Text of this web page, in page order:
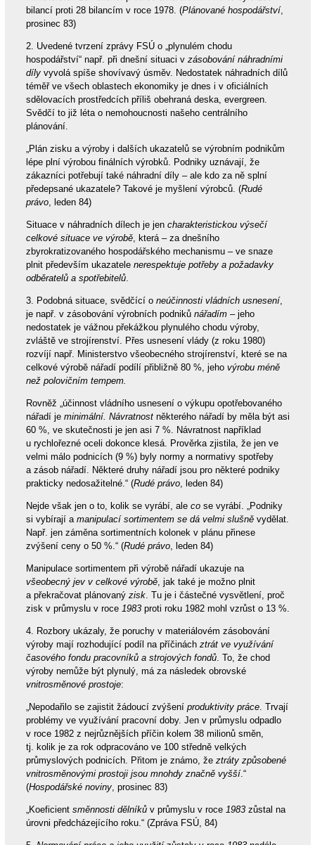
bilancí proti 28 bilancím v roce 1978. (Plánované hospodářství,
prosinec 83)
2. Uvedené tvrzení zprávy FSÚ o „plynulém chodu
hospodářství“ např. při dnešní situaci v zásobování náhradními
dílyvyvolá spíše shovívavý úsměv. Nedostatek náhradních dílů
téměř ve všech oblastech ekonomiky je dnes i v oficiálních
sdělovacích prostředcích příliš obehraná deska, evergreen.
Svědčí to již léta o nemohoucnosti našeho centrálního
plánování.
„Plán zisku a výroby i dalších ukazatelů se výrobním podnikům
lépe plní výrobou finálních výrobků. Podniky uznávají, že
zákazníci potřebují také náhradní díly – ale kdo za ně splní
předepsané ukazatele? Takové je myšlení výrobců. (Rudé
právo, leden 84)
Situace v náhradních dílech je jen charakteristickou výsečí
celkové situace ve výrobě, která – za dnešního
zbyrokratizovaného hospodářského mechanismu – ve snaze
plnit především ukazatele nerespektuje potřeby a požadavky
odběratelů a spotřebitelů.
3. Podobná situace, svědčící o neúčinnosti vládních usnesení,
je např. v zásobování výrobních podniků nářadím– jeho
nedostatek je vážnou překážkou plynulého chodu výroby,
zvláště ve strojírenství. Přes usnesení vlády (z roku 1980)
rozvíjí např. Ministerstvo všeobecného strojírenství, které se na
celkové výrobě nářadí podílí přibližně 80 %, jeho výrobu méně
než polovičním tempem.
Rovněž „účinnost vládního usnesení o výkupu opotřebovaného
nářadí je minimální. Návratnostněkterého nářadí by měla být asi
60 %, ve skutečnosti je jen asi 7 %. Návratnost například
u rychlořezné oceli dokonce klesá. Prověrka zjistila, že jen ve
velmi málo podnicích (9 %) byly normy a normativy spotřeby
a zásob nářadí. Některé druhy nářadí jsou pro některé podniky
prakticky nedosažitelné.“ (Rudé právo, leden 84)
Nejde však jen o to, kolik se vyrábí, ale cose vyrábí. „Podniky
si vybírají a manipulací sortimentem se dá velmi slušněvydělat.
Např. jen záměna sortimentních kolonek v plánu přinese
zvýšení ceny o 50 %.“ (Rudé právo, leden 84)
Manipulace sortimentem při výrobě nářadí ukazuje na
všeobecný jev v celkové výrobě, jak také je možno plnit
a překračovat plánovaný zisk. Tu je i částečné vysvětlení, proč
zisk v průmyslu v roce 1983proti roku 1982 mohl vzrůst o 13 %.
4. Rozbory ukázaly, že poruchy v materiálovém zásobování
výroby mají rozhodující podíl na příčinách ztrát ve využívání
časového fondu pracovníků a strojových fondů. To, že chod
výroby nemůže být plynulý, má za následek obrovské
vnitrosměnové prostoje:
„Nepodařilo se zajistit žádoucí zvýšení produktivity práce. Trvají
problémy ve využívání pracovní doby. Jen v průmyslu odpadlo
v roce 1982 z nejrůznějších příčin kolem 38 milionů směn,
tj. kolik je za rok odpracováno ve 100 středně velkých
průmyslových podnicích. Přitom je známo, že ztráty způsobené
vnitrosměnovými prostoji jsou mnohdy značně vyšší.“
(Hospodářské noviny, prosinec 83)
„Koeficient směnnosti dělníkův průmyslu v roce 1983zůstal na
úrovni předcházejícího roku.“ (Zpráva FSÚ, 84)